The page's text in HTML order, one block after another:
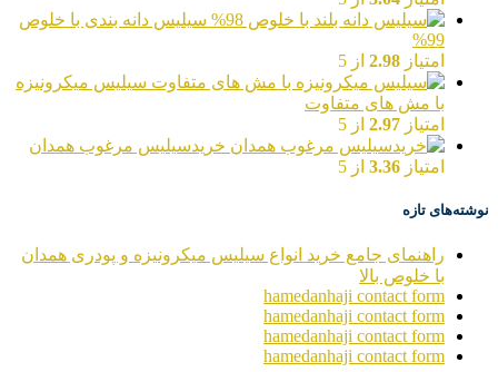
سیلیس دانه بندی با خلوص
99%
امتیاز 2.98 از 5
سیلیس میکرونیزه
با مش های متفاوت
امتیاز 2.97 از 5
خریدسیلیس مرغوب همدان
امتیاز 3.36 از 5
نوشته‌های تازه
راهنمای جامع خرید انواع سیلیس میکرونیزه و پودری همدان
با خلوص بالا
hamedanhaji contact form
hamedanhaji contact form
hamedanhaji contact form
hamedanhaji contact form